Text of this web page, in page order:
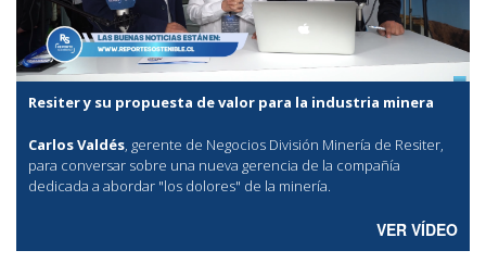
Resiter y su propuesta de valor para la industria minera
Carlos Valdés, gerente de Negocios División Minería de Resiter,
para conversar sobre una nueva gerencia de la compañía
dedicada a abordar "los dolores" de la minería.
VER VÍDEO